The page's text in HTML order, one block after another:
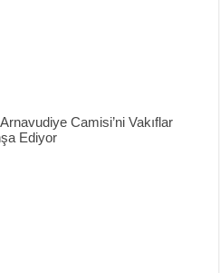
Camisi’ni Vakıflar
Ediyor